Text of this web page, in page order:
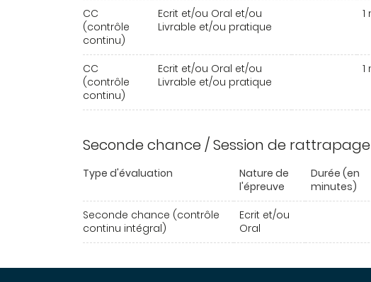
CC
(contrôle
continu)
Ecrit et/ou Oral et/ou
Livrable et/ou pratique
1
CC
(contrôle
continu)
Ecrit et/ou Oral et/ou
Livrable et/ou pratique
1
Seconde chance / Session de
Type d'évaluation
Nature de
l'épreuve
Durée (en
minutes)
Seconde chance (contrôle
continu intégral)
Ecrit et/ou
Oral